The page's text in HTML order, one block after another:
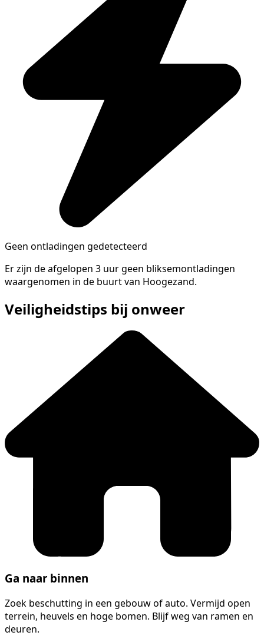
Geen ontladingen gedetecteerd
Er zijn de afgelopen 3 uur geen bliksemontladingen
waargenomen in de buurt van Hoogezand.
Veiligheidstips bij onweer
Ga naar binnen
Zoek beschutting in een gebouw of auto. Vermijd open
terrein, heuvels en hoge bomen. Blijf weg van ramen en
deuren.